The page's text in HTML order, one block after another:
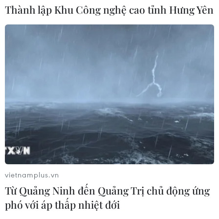
03/08/2026 03:14
Savan 1 và hành trình 25 năm của
Xem thêm
CƠ QUAN CHỦ QUẢN: THÔNG TẤN XÃ VIỆT NAM
Tổng Biên tập: TRẦN TIẾN DUẨN
Thành lập Khu Công nghệ cao tỉnh Hưng Yên
vietnamplus.vn
Từ Quảng Ninh đến Quảng Trị chủ động ứng
phó với áp thấp nhiệt đới